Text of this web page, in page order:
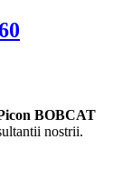
BOBCAT
nostrii.